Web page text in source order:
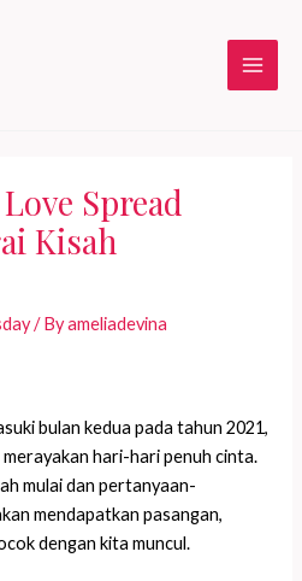
Main
Spread
Kisah
/ Byameliadevina
bulan kedua pada tahun 2021,
hari-hari penuh cinta.
mulai dan pertanyaan-
mendapatkan pasangan,
dengan kita muncul.